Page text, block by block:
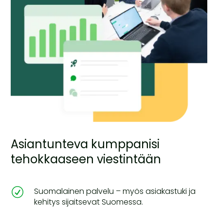
Asiantunteva kumppanisi
tehokkaaseen viestintään
R
Suomalainen palvelu – myös asiakastuki ja
kehitys sijaitsevat Suomessa.